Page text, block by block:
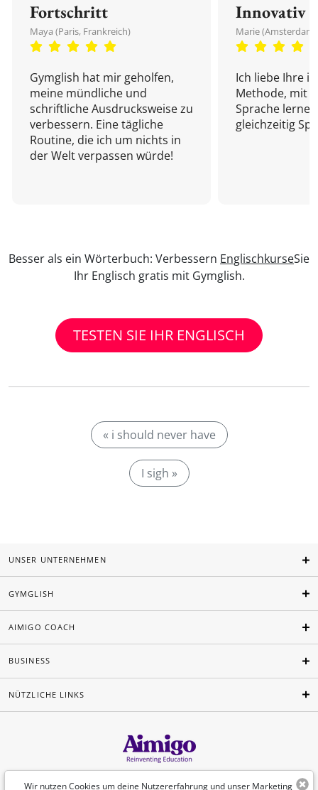
Fortschritt
Maya (Paris, Frankreich)
Gymglish hat mir geholfen,
meine mündliche und
schriftliche Ausdrucksweise zu
verbessern. Eine tägliche
Routine, die ich um nichts in
der Welt verpassen würde!
Innovativ
Marie
Ich liebe Ihre
Methode, mit
Sprache
gleichzeitig
Besser als ein Wörterbuch: Verbessern EnglischkurseSie
Ihr Englisch gratis mit Gymglish.
TESTEN SIE IHR ENGLISCH
« i should never have
I sigh »
Wir nutzen Cookies um deine Nutzererfahrung und unser Marketing
UNSER UNTERNEHMEN
GYMGLISH
AIMIGO COACH
BUSINESS
NÜTZLICHE LINKS
Deutsch